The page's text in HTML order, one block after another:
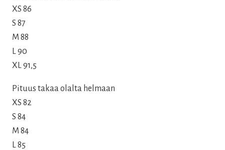
XS 86
S 87
M 88
L 90
XL 91,5
Pituus takaa olalta helmaan
XS 82
S 84
M 84
L 85